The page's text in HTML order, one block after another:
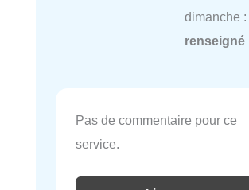
dimanche :
renseigné
Pas de commentaire pour ce
service.